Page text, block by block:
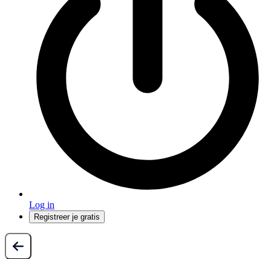
Log in
Registreer je gratis